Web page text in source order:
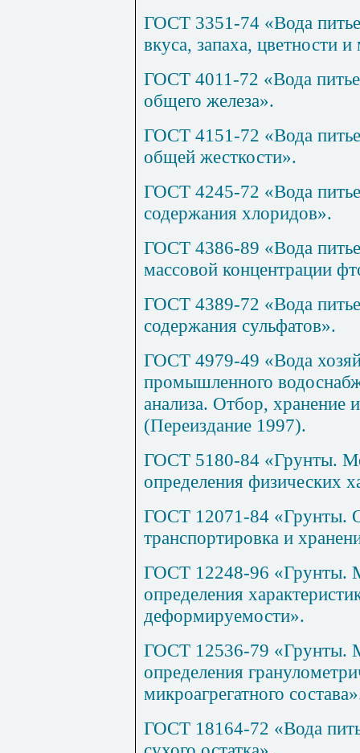
ГОСТ 3351-74 «Вода
вкуса, запаха, цветности
ГОСТ 4011-72 «Вода
общего железа».
ГОСТ 4151-72 «Вода
общей жесткости».
ГОСТ 4245-72 «Вода
содержания хлоридов».
ГОСТ 4386-89 «Вода
массовой концентрации
ГОСТ 4389-72 «Вода
содержания сульфатов».
ГОСТ 4979-49 «Вода
промышленного
анализа. Отбор, хранение
(Переиздание 1997).
ГОСТ 5180-84 «Грунты.
определения физических
ГОСТ 12071-84 «Грунты.
транспортировка и
ГОСТ 12248-96 «Грунты.
определения
деформируемости».
ГОСТ 12536-79 «Грунты.
определения
микроагрегатного
ГОСТ 18164-72 «Вода